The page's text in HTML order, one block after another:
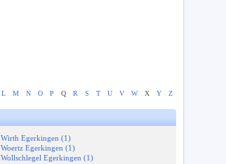
L M N O P Q R S T U V W X Y Z
Wirth Egerkingen (1)
Woertz Egerkingen (1)
Wollschlegel Egerkingen (1)